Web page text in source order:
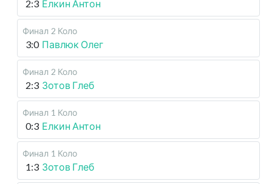
2:3 Елкин Антон
Финал 2 Коло
3:0 Павлюк Олег
Финал 2 Коло
2:3 Зотов Глеб
Финал 1 Коло
0:3 Елкин Антон
Финал 1 Коло
1:3 Зотов Глеб